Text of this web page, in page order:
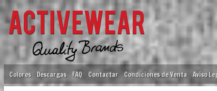
Colores Descargas FAQ Contactar Condiciones de Venta Aviso